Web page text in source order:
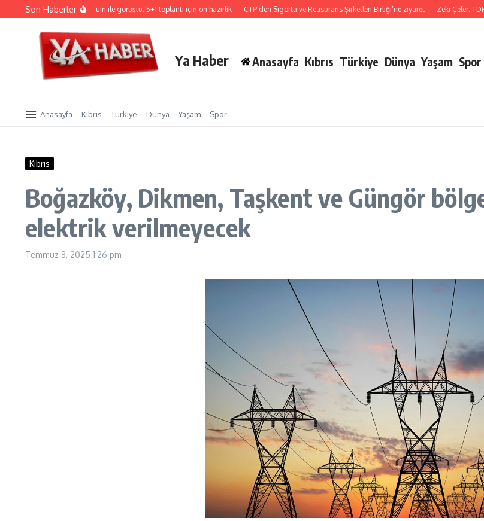
İçeriğe atlaSon Haberler
Hristodulidis, Holguin ile görüştü: 5+1 toplantı için ön hazırlık CTP’den Sigorta ve Reasürans Şirketleri Birliği’ne ziyaret Zeki Çeler: TDP,
Ya Haber Anasayfa Kıbrıs Türkiye Dünya Yaşam Spor
Anasayfa Kıbrıs Türkiye Dünya Yaşam Spor
Kıbrıs
Boğazköy, Dikmen, Taşkent ve Güngör
elektrik verilmeyecek
Temmuz 8, 2025 1:26 pm